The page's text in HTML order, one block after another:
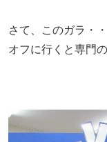
さて、このガラ・
オフに行くと専門